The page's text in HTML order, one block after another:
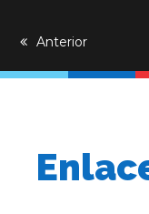
previous
Anterior